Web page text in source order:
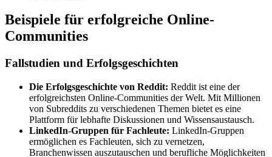
Beispiele für erfolgreiche Online-
Communities
Fallstudien und Erfolgsgeschichten
Die Erfolgsgeschichte von Reddit: Reddit ist eine der
erfolgreichsten Online-Communities der Welt. Mit Millionen
von Subreddits zu verschiedenen Themen bietet es eine
Plattform für lebhafte Diskussionen und Wissensaustausch.
LinkedIn-Gruppen für Fachleute: LinkedIn-Gruppen
ermöglichen es Fachleuten, sich zu vernetzen,
Branchenwissen auszutauschen und berufliche Möglichkeiten